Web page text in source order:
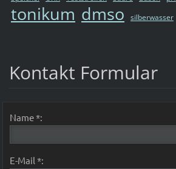
tonikum dmso silberwasser
Kontakt Formular
Name *:
E-Mail *: